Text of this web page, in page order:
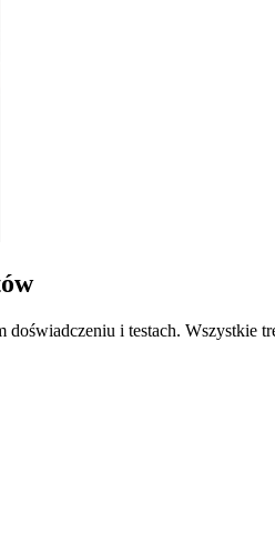
i testach.